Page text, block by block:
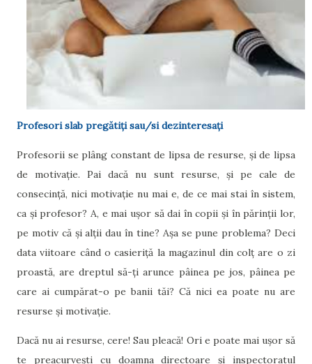
Profesori slab pregătiți sau/si dezinteresați
Profesorii se plâng constant de lipsa de resurse, și de lipsa
de motivație. Pai dacă nu sunt resurse, și pe cale de
consecință, nici motivație nu mai e, de ce mai stai în sistem,
ca și profesor? A, e mai ușor să dai în copii și în părinții lor,
pe motiv că și alții dau în tine? Așa se pune problema? Deci
data viitoare când o casieriță la magazinul din colț are o zi
proastă, are dreptul să-ți arunce pâinea pe jos, pâinea pe
care ai cumpărat-o pe banii tăi? Că nici ea poate nu are
resurse și motivație.
Dacă nu ai resurse, cere! Sau pleacă! Ori e poate mai ușor să
te preacurvești cu doamna directoare și inspectoratul